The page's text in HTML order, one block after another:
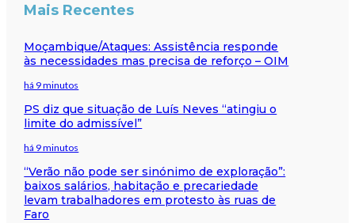
Mais Recentes
Moçambique/Ataques: Assistência responde
às necessidades mas precisa de reforço – OIM
há 9 minutos
PS diz que situação de Luís Neves “atingiu o
limite do admissível”
há 9 minutos
“Verão não pode ser sinónimo de exploração”:
baixos salários, habitação e precariedade
levam trabalhadores em protesto às ruas de
Faro